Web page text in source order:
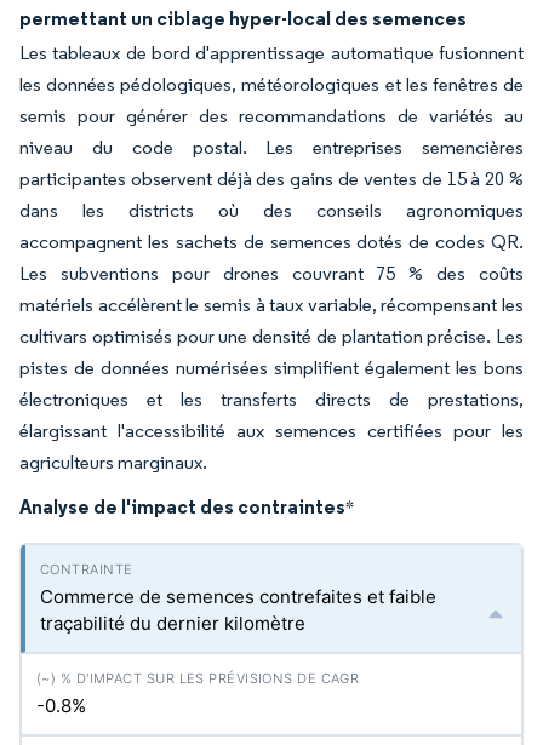
permettant un ciblage hyper-local des semences
Les tableaux de bord d'apprentissage automatique fusionnent
les données pédologiques, météorologiques et les fenêtres de
semis pour générer des recommandations de variétés au
niveau du code postal. Les entreprises semencières
participantes observent déjà des gains de ventes de 15 à 20 %
dans les districts où des conseils agronomiques
accompagnent les sachets de semences dotés de codes QR.
Les subventions pour drones couvrant 75 % des coûts
matériels accélèrent le semis à taux variable, récompensant les
cultivars optimisés pour une densité de plantation précise. Les
pistes de données numérisées simplifient également les bons
électroniques et les transferts directs de prestations,
élargissant l'accessibilité aux semences certifiées pour les
agriculteurs marginaux.
Analyse de l'impact des contraintes*
Commerce de semences contrefaites et faible
traçabilité du dernier kilomètre
-0.8%